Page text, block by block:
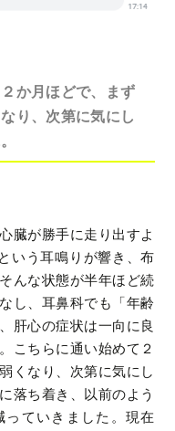
か月ほどで、まず
り、次第に気にし
臓が勝手に走り出すよ
いう耳鳴りが響き、布
んな状態が半年ほど続
し、耳鼻科でも「年齢
肝心の症状は一向に良
こちらに通い始めて２
くなり、次第に気にし
落ち着き、以前のよう
っていきました。現在